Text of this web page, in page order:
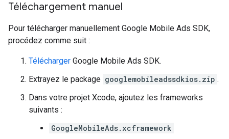
Téléchargement manuel
Pour télécharger manuellement Google Mobile Ads SDK,
procédez comme suit :
Télécharger Google Mobile Ads SDK.
Extrayez le package googlemobileadssdkios.zip .
Dans votre projet Xcode, ajoutez les frameworks
suivants :
GoogleMobileAds.xcframework